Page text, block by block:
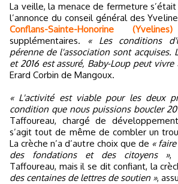
La veille, la menace de fermeture
l’annonce du conseil général des
Conflans-Sainte-Honorine (Yvelines)
supplémentaires.
« Les conditions
pérenne de l'association sont acquises.
et 2016 est assuré, Baby-Loup peut vivre
Erard Corbin de Mangoux.
« L'activité est viable pour les deux
condition que nous puissions boucler
Taffoureau, chargé de
s’agit tout de même de combler un
La crèche n’a d’autre choix que de «
des fondations et des citoyens »,
Taffoureau, mais il se dit confiant, la
des centaines de lettres de soutien »,